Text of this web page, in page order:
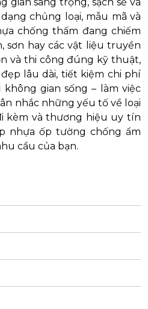
chủng loại, mẫu mã và
chống thấm đang chiếm
sơn hay các vật liệu truyền
và thi công đúng kỹ thuật,
lâu dài, tiết kiệm chi phí
gian sống – làm việc
nhắc những yếu tố về loại
kèm và thương hiệu uy tín
nhựa ốp tường chống ẩm
cầu của bạn.